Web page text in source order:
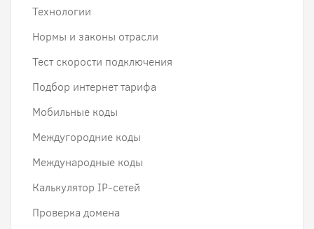
Технологии
Нормы и законы отрасли
Тест скорости подключения
Подбор интернет тарифа
Мобильные коды
Междугородние коды
Международные коды
Калькулятор IP-сетей
Проверка домена